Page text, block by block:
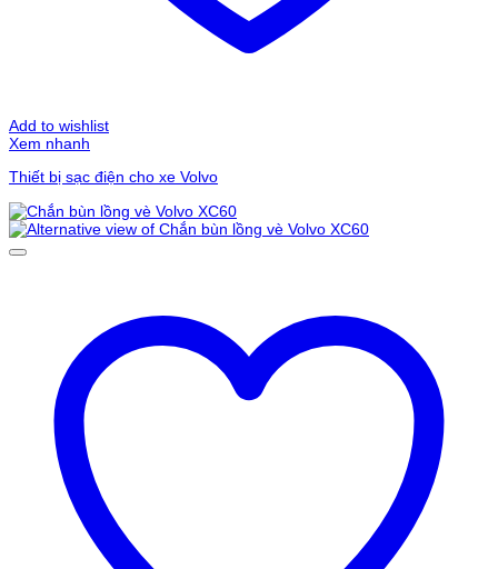
Add to wishlist
Xem nhanh
Thiết bị sạc điện cho xe Volvo